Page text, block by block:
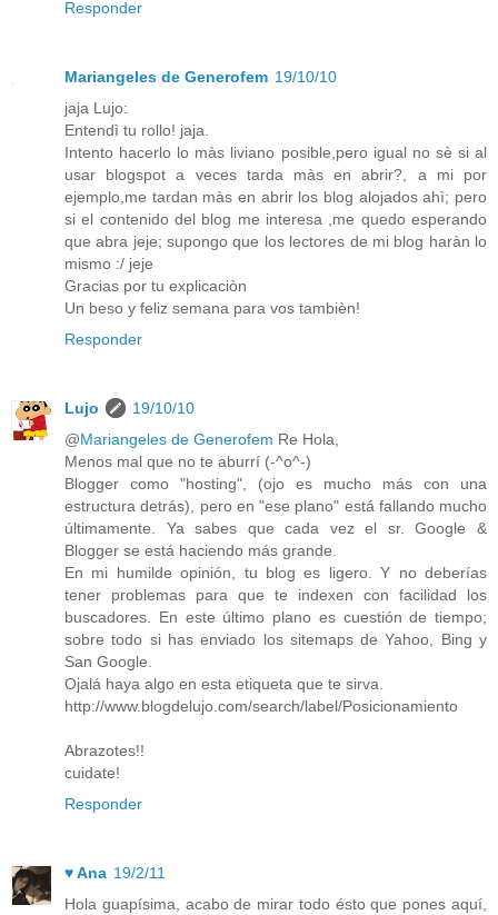
Responder
Mariangeles de Generofem 19/10/10
jaja Lujo:
Entendì tu rollo! jaja.
Intento hacerlo lo màs liviano posible,pero igual no sè si al
usar blogspot a veces tarda màs en abrir?, a mi por
ejemplo,me tardan màs en abrir los blog alojados ahì; pero
si el contenido del blog me interesa ,me quedo esperando
que abra jeje; supongo que los lectores de mi blog haràn lo
mismo :/ jeje
Gracias por tu explicaciòn
Un beso y feliz semana para vos tambièn!
Responder
Lujo
19/10/10
@Mariangeles de Generofem Re Hola,
Menos mal que no te aburrí (-^o^-)
Blogger como "hosting", (ojo es mucho más con una
estructura detrás), pero en "ese plano" está fallando mucho
últimamente. Ya sabes que cada vez el sr. Google &
Blogger se está haciendo más grande.
En mi humilde opinión, tu blog es ligero. Y no deberías
tener problemas para que te indexen con facilidad los
buscadores. En este último plano es cuestión de tiempo;
sobre todo si has enviado los sitemaps de Yahoo, Bing y
San Google.
Ojalá haya algo en esta etiqueta que te sirva.
http://www.blogdelujo.com/search/label/Posicionamiento
Abrazotes!!
cuidate!
Responder
♥ Ana 19/2/11
Hola guapísima, acabo de mirar todo ésto que pones aquí,